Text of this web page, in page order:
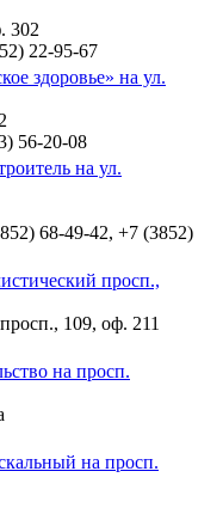
302
22-95-67
здоровье» на ул.
56-20-08
на ул.
68-49-42, +7 (3852)
просп.,
109, оф. 211
на просп.
на просп.